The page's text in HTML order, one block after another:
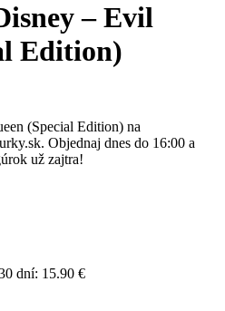
– Evil
Edition)
(Special Edition) na
Objednaj dnes do 16:00 a
už zajtra!
dní: 15.90 €